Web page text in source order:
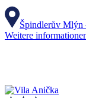
Špindlerův Mlýn
Weitere